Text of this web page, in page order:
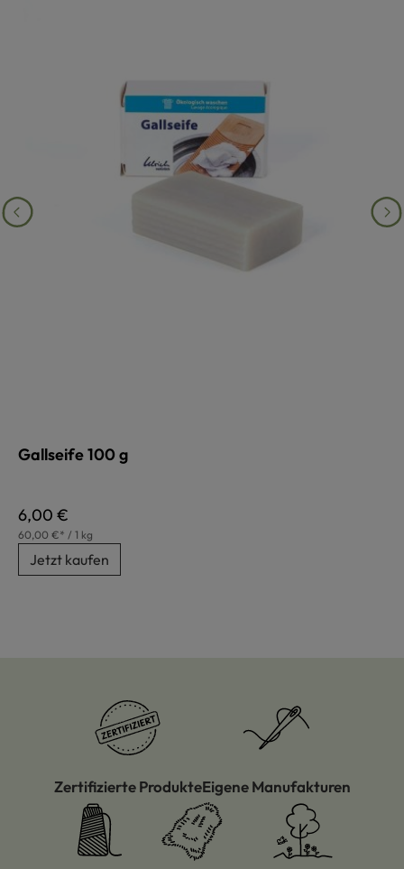
Gallseife 100 g
Regulärer Preis:
6,00 €
60,00 €* / 1 kg
Jetzt kaufen
Zertifizierte ProdukteEigene Manufakturen